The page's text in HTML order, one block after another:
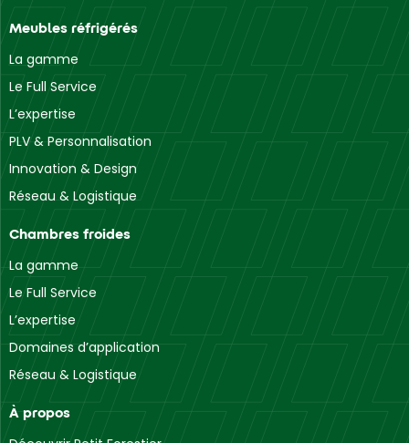
Meubles réfrigérés
La gamme
Le Full Service
L’expertise
PLV & Personnalisation
Innovation & Design
Réseau & Logistique
Chambres froides
La gamme
Le Full Service
L’expertise
Domaines d’application
Réseau & Logistique
À propos